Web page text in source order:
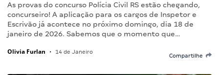
As provas do concurso Polícia Civil RS estão chegando,
concurseiro! A aplicação para os cargos de Inspetor e
Escrivão já acontece no próximo domingo, dia 18 de
janeiro de 2026. Sabemos que o momento que…
Olivia Furlan • 14 de Janeiro
Compartilhe